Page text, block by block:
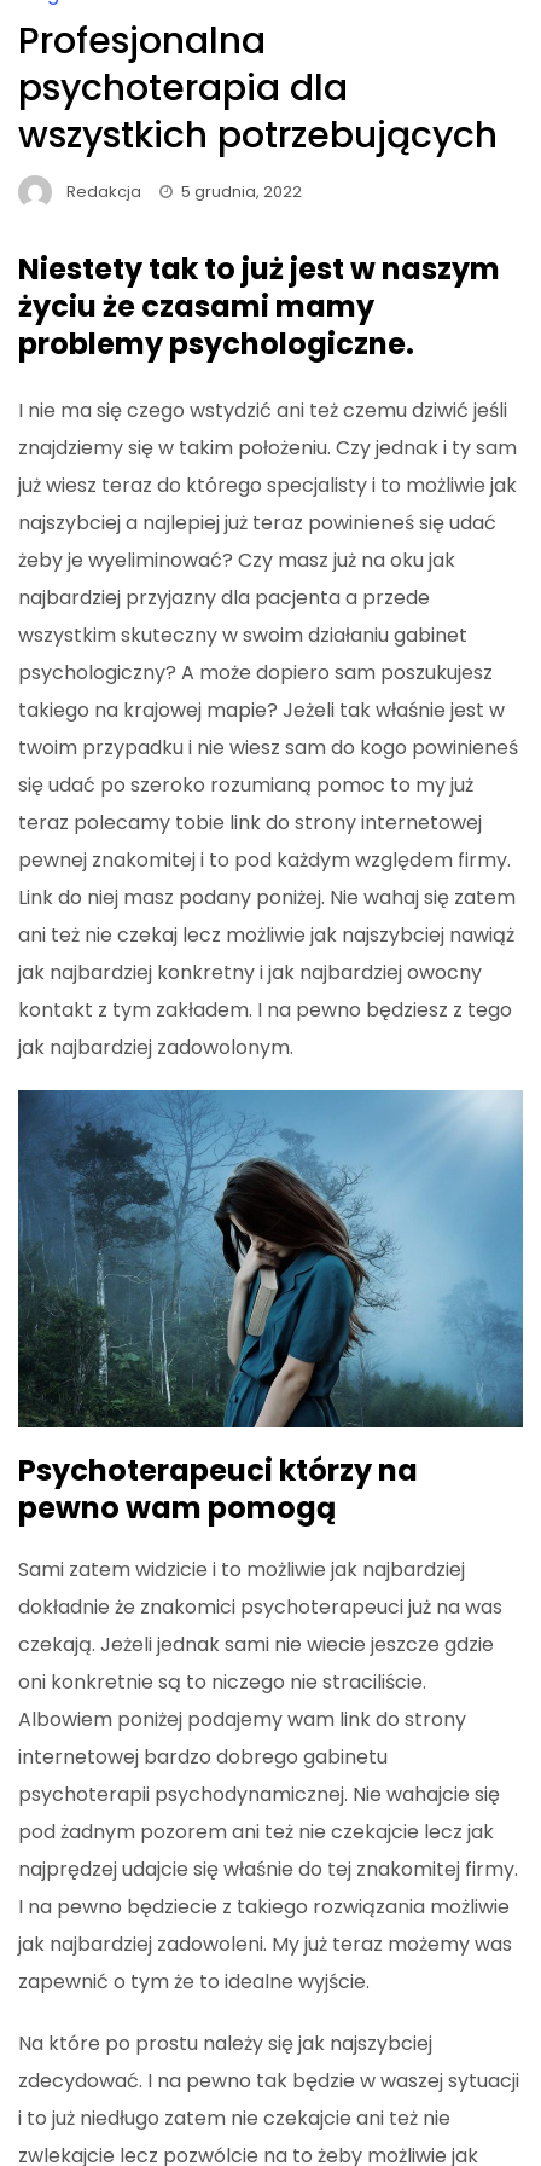
Profesjonalna
psychoterapia dla
wszystkich potrzebujących
Redakcja 5 grudnia, 2022
Niestety tak to już jest w naszym
życiu że czasami mamy
problemy psychologiczne.
I nie ma się czego wstydzić ani też czemu dziwić jeśli
znajdziemy się w takim położeniu. Czy jednak i ty sam
już wiesz teraz do którego specjalisty i to możliwie jak
najszybciej a najlepiej już teraz powinieneś się udać
żeby je wyeliminować? Czy masz już na oku jak
najbardziej przyjazny dla pacjenta a przede
wszystkim skuteczny w swoim działaniu gabinet
psychologiczny? A może dopiero sam poszukujesz
takiego na krajowej mapie? Jeżeli tak właśnie jest w
twoim przypadku i nie wiesz sam do kogo powinieneś
się udać po szeroko rozumianą pomoc to my już
teraz polecamy tobie link do strony internetowej
pewnej znakomitej i to pod każdym względem firmy.
Link do niej masz podany poniżej. Nie wahaj się zatem
ani też nie czekaj lecz możliwie jak najszybciej nawiąż
jak najbardziej konkretny i jak najbardziej owocny
kontakt z tym zakładem. I na pewno będziesz z tego
jak najbardziej zadowolonym.
Psychoterapeuci którzy na
pewno wam pomogą
Sami zatem widzicie i to możliwie jak najbardziej
dokładnie że znakomici psychoterapeuci już na was
czekają. Jeżeli jednak sami nie wiecie jeszcze gdzie
oni konkretnie są to niczego nie straciliście.
Albowiem poniżej podajemy wam link do strony
internetowej bardzo dobrego gabinetu
psychoterapii psychodynamicznej. Nie wahajcie się
pod żadnym pozorem ani też nie czekajcie lecz jak
najprędzej udajcie się właśnie do tej znakomitej firmy.
I na pewno będziecie z takiego rozwiązania możliwie
jak najbardziej zadowoleni. My już teraz możemy was
zapewnić o tym że to idealne wyjście.
Na które po prostu należy się jak najszybciej
zdecydować. I na pewno tak będzie w waszej sytuacji
i to już niedługo zatem nie czekajcie ani też nie
zwlekajcie lecz pozwólcie na to żeby możliwie jak